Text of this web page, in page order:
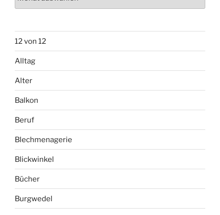
12 von 12
Alltag
Alter
Balkon
Beruf
Blechmenagerie
Blickwinkel
Bücher
Burgwedel